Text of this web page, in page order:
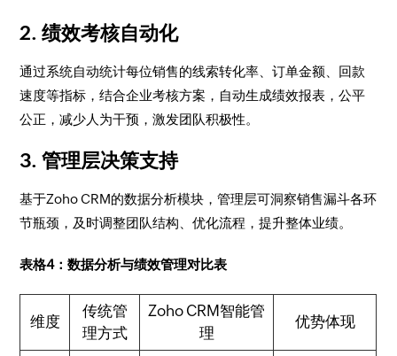
2. 绩效考核自动化
通过系统自动统计每位销售的线索转化率、订单金额、回款
速度等指标，结合企业考核方案，自动生成绩效报表，公平
公正，减少人为干预，激发团队积极性。
3. 管理层决策支持
基于Zoho CRM的数据分析模块，管理层可洞察销售漏斗各环
节瓶颈，及时调整团队结构、优化流程，提升整体业绩。
表格4：数据分析与绩效管理对比表
维度
传统管
理方式
Zoho CRM智能管
理
优势体现